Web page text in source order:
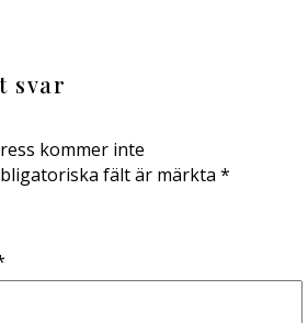
svar
kommer inte
fält är märkta *